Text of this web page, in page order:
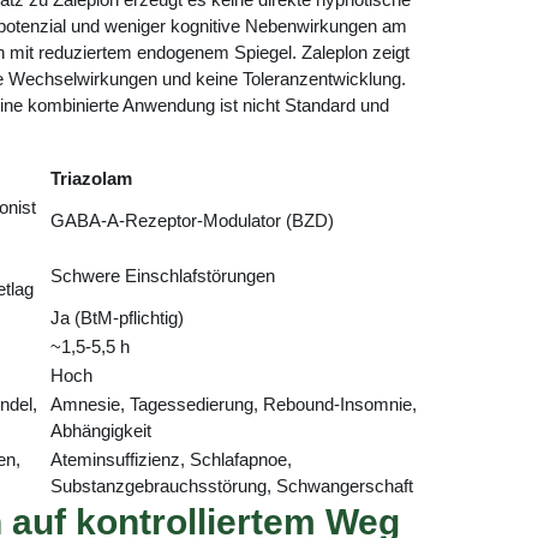
und weniger kognitive Nebenwirkungen am
reduziertem endogenem Spiegel. Zaleplon zeigt
und keine Toleranzentwicklung.
kombinierte Anwendung ist nicht Standard und
Triazolam
GABA-A-Rezeptor-Modulator (BZD)
Schwere Einschlafstörungen
Ja (BtM-pflichtig)
~1,5-5,5 h
Hoch
Amnesie, Tagessedierung, Rebound-Insomnie,
Abhängigkeit
Ateminsuffizienz, Schlafapnoe,
Substanzgebrauchsstörung, Schwangerschaft
kontrolliertem Weg